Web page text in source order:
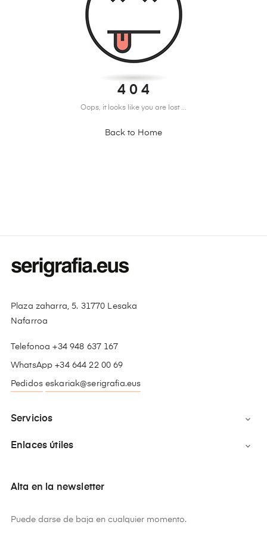
4 0 4
Oops, it looks like you are lost ...
Back to Home
Plaza zaharra, 5. 31770 Lesaka
Nafarroa
Telefonoa +34 948 637 167
WhatsApp +34 644 22 00 69
Pedidos eskariak@serigrafia.eus
Servicios 
Enlaces útiles 
Alta en la newsletter
Puede darse de baja en cualquier momento.